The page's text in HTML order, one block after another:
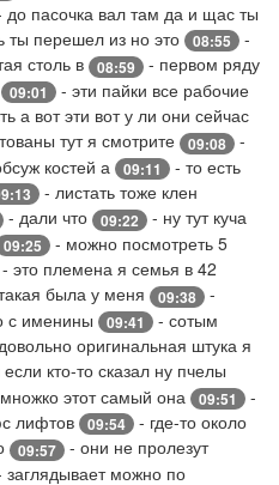
до пасочка вал там да и щас ты
ты перешел из но это 08:55
-
столь в
08:59
- первом ряду
09:01
- эти пайки все рабочие
а вот эти вот у ли они сейчас
тут я смотрите 09:08
-
костей а
09:11
- то есть
- листать тоже клен
- дали что 09:22
- ну тут куча
09:25
- можно посмотреть 5
- это племена я семья в 42
была у меня 09:38
-
с именины
09:41
- сотым
оригинальная штука я
кто-то сказал ну пчелы
этот самый она 09:51
-
лифтов
09:54
- где-то около
09:57
- они не пролезут
заглядывает можно по